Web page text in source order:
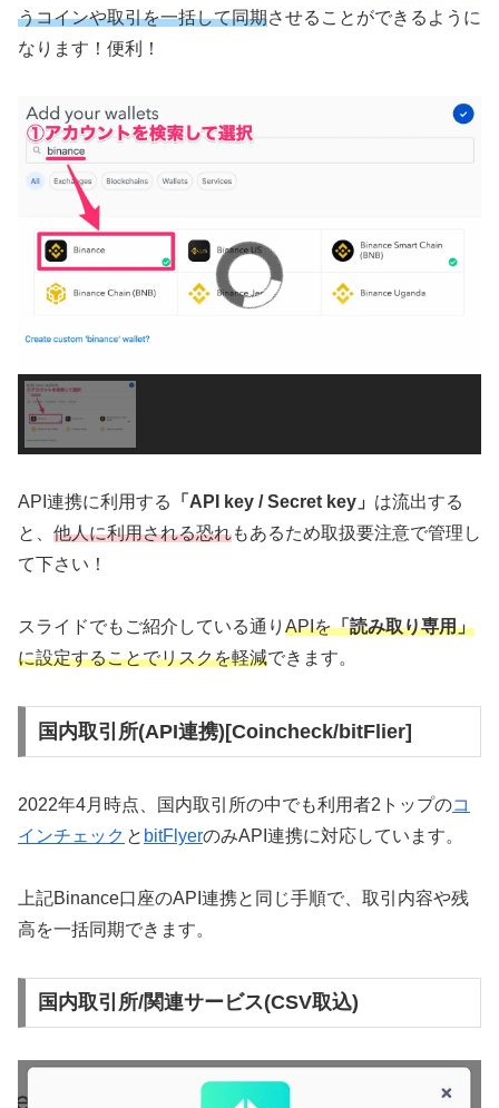
うコインや取引を一括して同期させることができるように
なります！便利！
API連携に利用する 「API key / Secret key」 は流出する
と、 他人に利用される恐れもあるため取扱要注意で管理し
て下さい！
スライドでもご紹介している通り APIを「読み取り専用」
に設定することでリスクを軽減できます。
国内取引所(API連携)[Coincheck/bitFlier]
2022年4月時点、国内取引所の中でも利用者2トップのコ
インチェック と bitFlyerのみAPI連携に対応しています。
上記Binance口座のAPI連携と同じ手順で、取引内容や残
高を一括同期できます。
国内取引所/関連サービス(CSV取込)